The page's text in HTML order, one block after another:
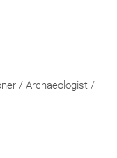
/ Archaeologist /